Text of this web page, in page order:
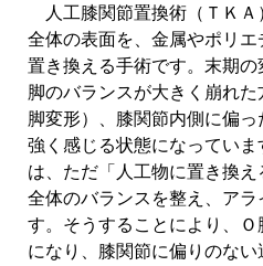
人工膝関節置換術（ＴＫＡ
全体の表面を、金属やポリ
置き換える手術です。末期の
脚のバランスが大きく崩れ
脚変形）、膝関節内側に偏
強く感じる状態になってい
は、ただ「人工物に置き換
全体のバランスを整え、アラ
す。そうすることにより、
になり、膝関節に偏りのな